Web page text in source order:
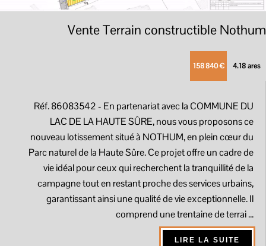
Vente Terrain constructible Nothum
158 840 € 4.18 ares
Réf. 86083542- En partenariat avec la COMMUNE DU
LAC DE LA HAUTE SÛRE, nous vous proposons ce
nouveau lotissement situé à NOTHUM, en plein cœur du
Parc naturel de la Haute Sûre. Ce projet offre un cadre de
vie idéal pour ceux qui recherchent la tranquillité de la
campagne tout en restant proche des services urbains,
garantissant ainsi une qualité de vie exceptionnelle. Il
comprend une trentaine de terrai ...
LIRE LA SUITE